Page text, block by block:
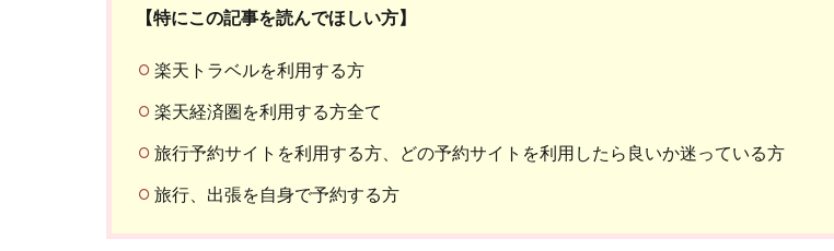
【特にこの記事を読んでほしい方】
楽天トラベルを利用する方
楽天経済圏を利用する方全て
旅行予約サイトを利用する方、どの予約サイトを利用したら良いか迷っている方
旅行、出張を自身で予約する方